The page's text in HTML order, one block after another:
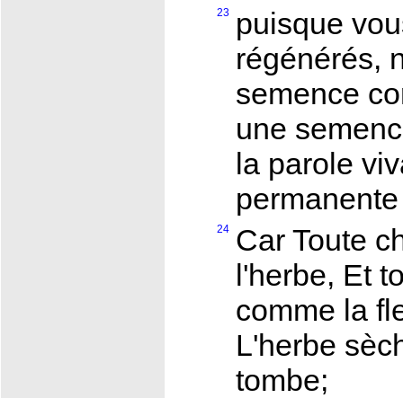
23
puisque
régénérés,
semence
une
la parole
24 Car Toute
l'herbe, Et
comme la
L'herbe
tombe;